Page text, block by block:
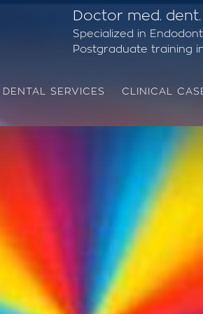
Doctor med.
Specialized in
Postgraduate training
DENTAL SERVICES CLINICAL